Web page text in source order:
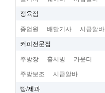
정육점
종업원 배달기사 시급알바
커피전문점
주방장 홀서빙 카운터
주방보조 시급알바
빵/제과